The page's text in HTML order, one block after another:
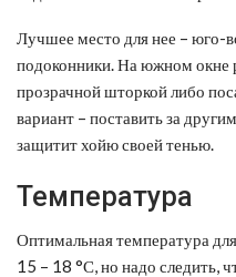
Лучшее место для нее – юго-
подоконники. На южном окне
прозрачной шторкой либо
вариант – поставить за
защитит хойю своей тенью.
Температура
Оптимальная температура
15 – 18 °С, но надо следить,